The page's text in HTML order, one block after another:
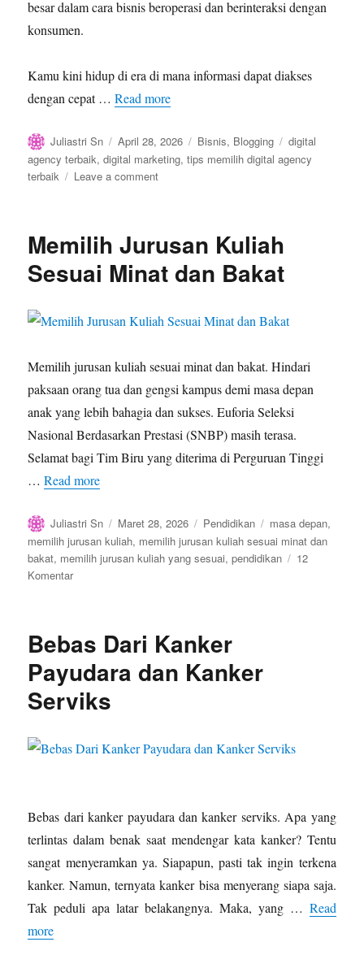
besar dalam cara bisnis beroperasi dan berinteraksi dengan
konsumen.
Kamu kini hidup di era di mana informasi dapat diakses
dengan cepat …Read more
Author
Juliastri Sn
Posted
on
April 28, 2026 Categories
Bisnis, Blogging Tags
digital
agency terbaik,digital marketing,tips memilih digital agency
terbaik
Leave a commenton
Agency
dalam
Bisnis
Memilih Jurusan Kuliah
Sesuai Minat dan Bakat
Memilih jurusan kuliah sesuai minat dan bakat. Hindari
paksaan orang tua dan gengsi kampus demi masa depan
anak yang lebih bahagia dan sukses. Euforia Seleksi
Nasional Berdasarkan Prestasi (SNBP) masih terasa.
Selamat bagi Tim Biru yang diterima di Perguruan Tinggi
…Read more
Author
Juliastri Sn
Posted
on
Maret 28, 2026 Categories
Pendidikan Tags
masa depan,
memilih jurusan kuliah, memilih jurusan kuliah sesuai minat dan
bakat, memilih jurusan kuliah yang sesuai,pendidikan
12
Komentarpada
Sesuai
dan
Bakat
Bebas Dari Kanker
Payudara dan Kanker
Serviks
Bebas dari kanker payudara dan kanker serviks. Apa yang
terlintas dalam benak saat mendengar kata kanker? Tentu
sangat menyeramkan ya. Siapapun, pasti tak ingin terkena
kanker. Namun, ternyata kanker bisa menyerang siapa saja.
Tak peduli apa latar belakangnya. Maka, yang … Read
more